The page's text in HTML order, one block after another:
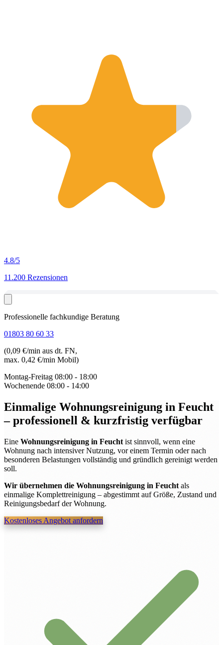
4.8/5
11.200 Rezensionen
Professionelle fachkundige Beratung
01803 80 60 33
(0,09 €/min aus dt. FN,
max. 0,42 €/min Mobil)
Montag-Freitag 08:00 - 18:00
Wochenende 08:00 - 14:00
Einmalige Wohnungsreinigung in Feucht
– professionell & kurzfristig verfügbar
Eine Wohnungsreinigung in Feucht ist sinnvoll, wenn eine
Wohnung nach intensiver Nutzung, vor einem Termin oder nach
besonderen Belastungen vollständig und gründlich gereinigt werden
soll.
Wir übernehmen die Wohnungsreinigung in Feucht als
einmalige Komplettreinigung – abgestimmt auf Größe, Zustand und
Reinigungsbedarf der Wohnung.
Kostenloses Angebot anfordern